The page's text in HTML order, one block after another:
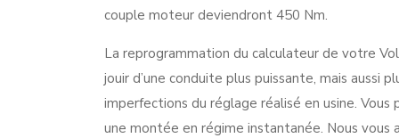
couple moteur deviendront 450 Nm.
La reprogrammation du calculateur de votre
jouir d’une conduite plus puissante, mais
imperfections du réglage réalisé en usine.
une montée en régime instantanée. Nous